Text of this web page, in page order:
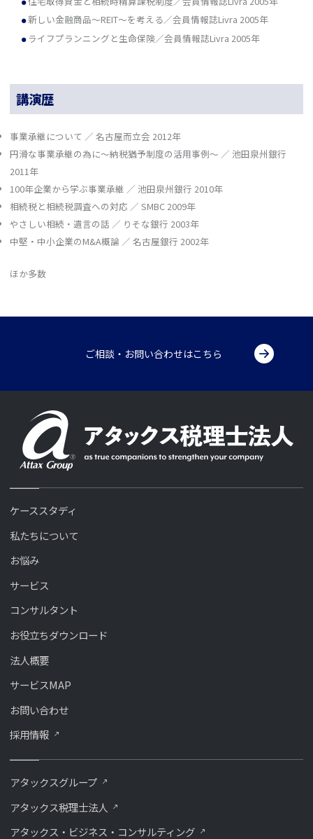
新しい金融商品～REIT～を考える／会員情報誌Livra 2005年
ライフプランニングと生命保険／会員情報誌Livra 2005年
講演歴
事業承継について ／ 名古屋而立会 2012年
円滑な事業承継の為に～納税猶予制度の活用事例～ ／ 池田泉州銀行
2011年
100年企業から学ぶ事業承継 ／ 池田泉州銀行 2010年
相続税と相続税調査への対応 ／ SMBC 2009年
やさしい相続・遺言の話 ／ りそな銀行 2003年
中堅・中小企業のM&A概論 ／ 名古屋銀行 2002年
ほか多数
ご相談・お問い合わせはこちら
ケーススタディ
私たちについて
お悩み
サービス
コンサルタント
お役立ちダウンロード
法人概要
サービスMAP
お問い合わせ
採用情報
アタックスグループ
アタックス税理士法人
アタックス・ビジネス・コンサルティング